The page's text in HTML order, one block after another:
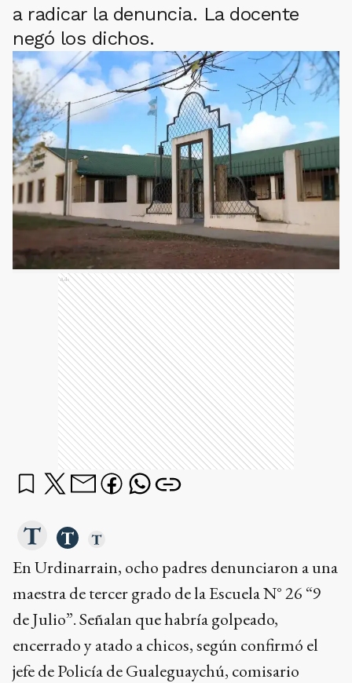
a radicar la denuncia. La docente
negó los dichos.
Ads
En Urdinarrain, ocho padres denunciaron a una
maestra de tercer grado de la Escuela N° 26 “9
de Julio”. Señalan que habría golpeado,
encerrado y atado a chicos, según confirmó el
jefe de Policía de Gualeguaychú, comisario